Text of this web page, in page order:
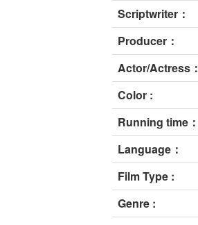
Scriptwriter：
Producer：
Actor/Actress：
Color :
Running time：
Language：
Film Type :
Genre :